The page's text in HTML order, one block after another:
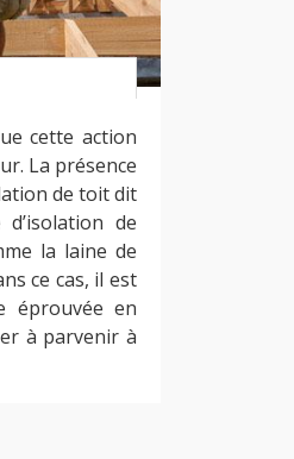
cette action
La présence
de toit dit
de
la laine de
ce cas, il est
éprouvée en
à parvenir à